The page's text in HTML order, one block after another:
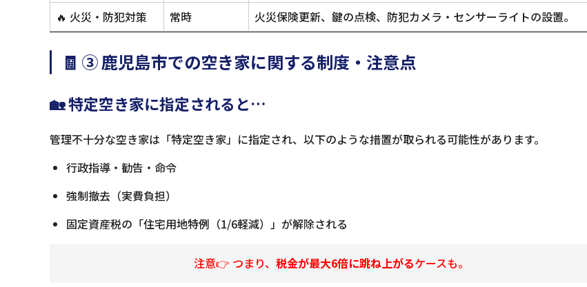
🔥 火災・防犯対策 常時 火災保険更新、鍵の点検、防犯カメラ・センサーライトの設置。
🧾 ③ 鹿児島市での空き家に関する制度・注意点
🏡 特定空き家に指定されると…
管理不十分な空き家は「特定空き家」に指定され、以下のような措置が取られる可能性があります。
行政指導・勧告・命令
強制撤去（実費負担）
固定資産税の「住宅用地特例（1/6軽減）」が解除される
注意👉 つまり、 税金が最大6倍に跳ね上がるケースも。